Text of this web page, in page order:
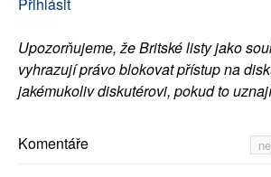
Přihlásit
Upozorňujeme, že Britské listy jako
vyhrazují právo blokovat přístup na
jakémukoliv diskutérovi, pokud to
Komentáře